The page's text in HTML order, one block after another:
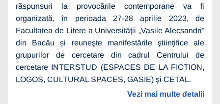
răspunsuri la provocările contemporane va fi
organizată, în perioada 27-28 aprilie 2023, de
Facultatea de Litere a Universităţii „Vasile Alecsandri”
din Bacău și reuneşte manifestările ştiinţifice ale
grupurilor de cercetare din cadrul Centrului de
cercetare INTERSTUD (ESPACES DE LA FICTION,
LOGOS, CULTURAL SPACES, GASIE) şi CETAL.
Vezi mai multe detalii